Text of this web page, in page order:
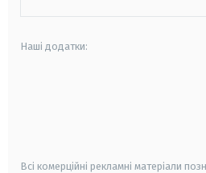
Наші додатки:
Всі комерційні рекламні матеріали